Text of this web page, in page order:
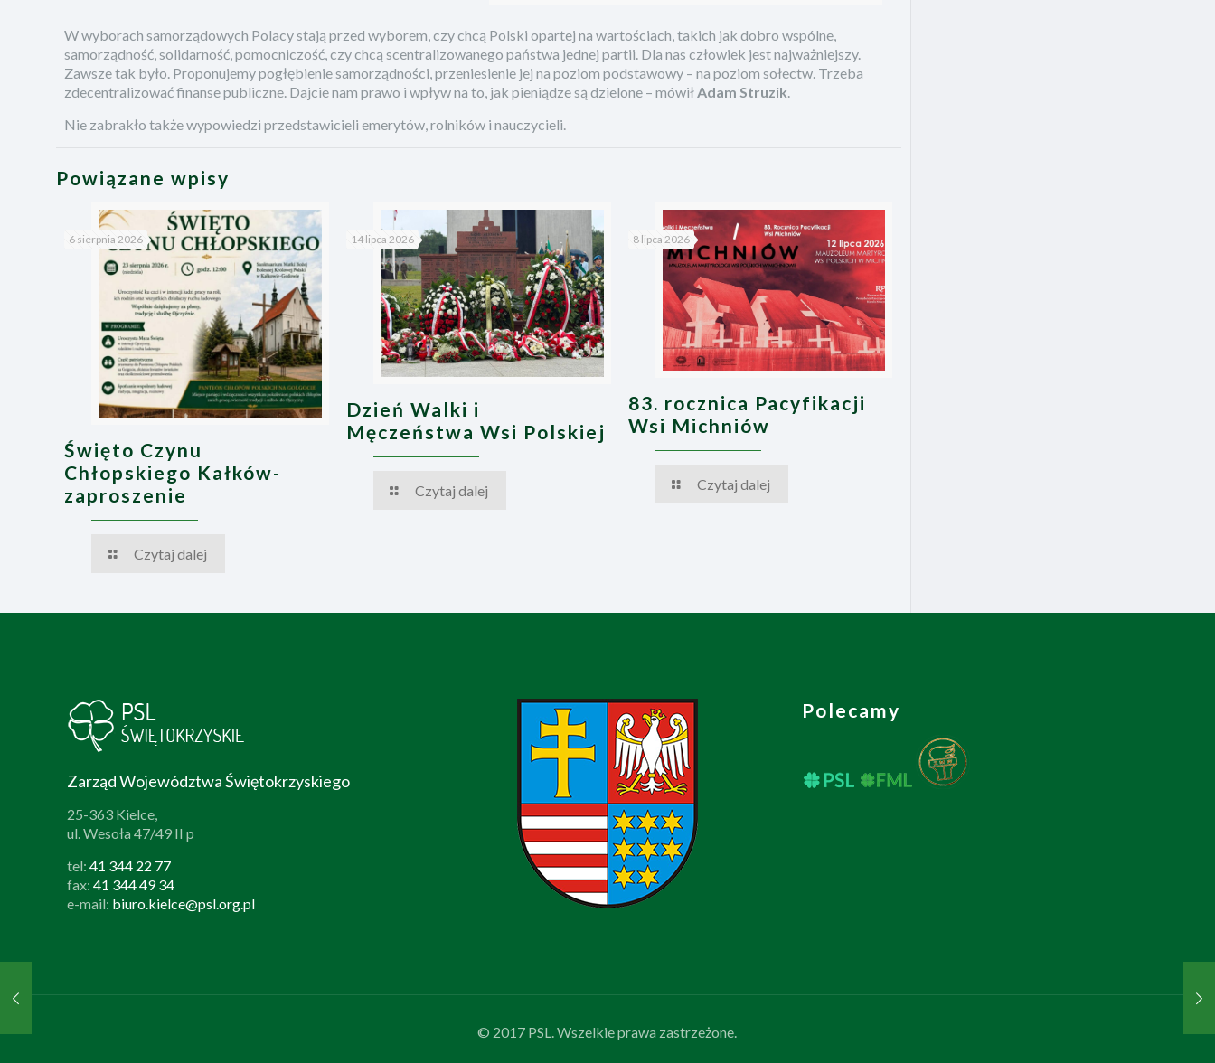
W wyborach samorządowych Polacy stają przed wyborem, czy chcą Polski opartej na wartościach, takich jak dobro wspólne,
samorządność, solidarność, pomocniczość, czy chcą scentralizowanego państwa jednej partii. Dla nas człowiek jest najważniejszy.
Zawsze tak było. Proponujemy pogłębienie samorządności, przeniesienie jej na poziom podstawowy – na poziom sołectw. Trzeba
zdecentralizować finanse publiczne. Dajcie nam prawo i wpływ na to, jak pieniądze są dzielone – mówił Adam Struzik
Nie zabrakło także wypowiedzi przedstawicieli emerytów, rolników i nauczycieli.
Powiązane wpisy
6 sierpnia 2026
Święto Czynu
Chłopskiego Kałków-
zaproszenie
Czytaj dalej
14 lipca 2026
Dzień Walki i
Męczeństwa Wsi Polskiej
Czytaj dalej
8 lipca 2026
83. rocznica Pacyfikacji
Wsi Michniów
Czytaj dalej
Zarząd Województwa Świętokrzyskiego
25-363 Kielce,
ul. Wesoła 47/49 II p
tel:41 344 22 77
fax:41 344 49 34
e-mail: biuro.kielce@psl.org.pl
Polecamy
© 2017 PSL. Wszelkie prawa zastrzeżone.